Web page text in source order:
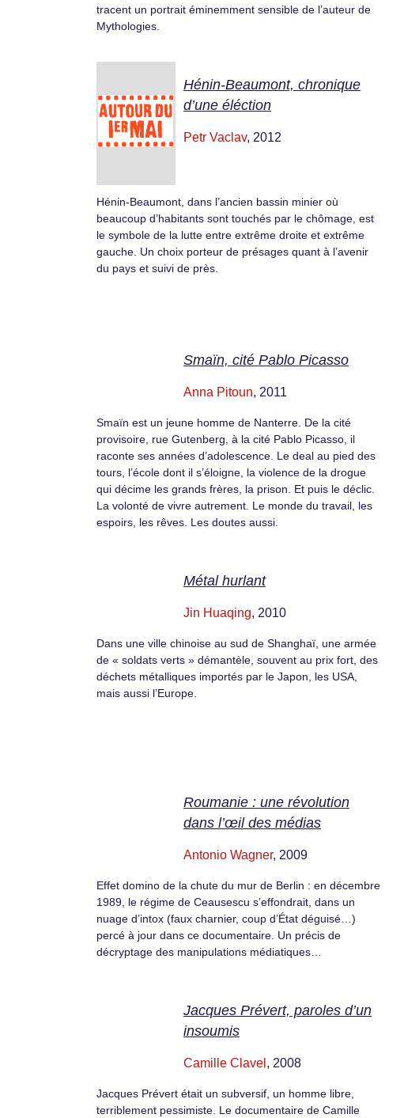
tracent un portrait éminemment sensible de l’auteur de
Mythologies.
Hénin-Beaumont, chronique
d’une éléction
Petr Vaclav, 2012
Hénin-Beaumont, dans l’ancien bassin minier où
beaucoup d’habitants sont touchés par le chômage, est
le symbole de la lutte entre extrême droite et extrême
gauche. Un choix porteur de présages quant à l’avenir
du pays et suivi de près.
Smaïn, cité Pablo Picasso
Anna Pitoun, 2011
Smaïn est un jeune homme de Nanterre. De la cité
provisoire, rue Gutenberg, à la cité Pablo Picasso, il
raconte ses années d’adolescence. Le deal au pied des
tours, l’école dont il s’éloigne, la violence de la drogue
qui décime les grands frères, la prison. Et puis le déclic.
La volonté de vivre autrement. Le monde du travail, les
espoirs, les rêves. Les doutes aussi.
Métal hurlant
Jin Huaqing, 2010
Dans une ville chinoise au sud de Shanghaï, une armée
de « soldats verts » démantèle, souvent au prix fort, des
déchets métalliques importés par le Japon, les USA,
mais aussi l’Europe.
Roumanie : une révolution
dans l’œil des médias
Antonio Wagner, 2009
Effet domino de la chute du mur de Berlin : en décembre
1989, le régime de Ceausescu s’effondrait, dans un
nuage d’intox (faux charnier, coup d’État déguisé…)
percé à jour dans ce documentaire. Un précis de
décryptage des manipulations médiatiques…
Jacques Prévert, paroles d’un
insoumis
Camille Clavel , 2008
Jacques Prévert était un subversif, un homme libre,
terriblement pessimiste. Le documentaire de Camille